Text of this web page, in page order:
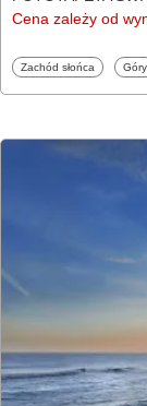
Cena zależy od
Fototapety
Zachód słońca Góry